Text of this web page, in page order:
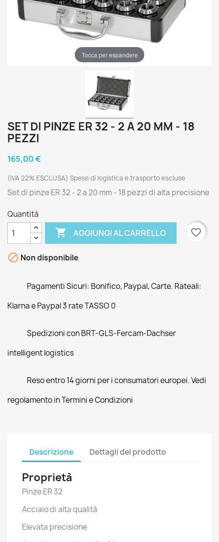
Tocca per espandere
SET DI PINZE ER 32 - 2 A 20 MM - 18
PEZZI
165,00 €
(IVA 22% ESCLUSA) Spese di logistica e trasporto escluse
Set di pinze ER 32 - 2 a 20 mm - 18 pezzi di alta precisione
Quantità
 AGGIUNGI AL CARRELLO favorite_border
 Non disponibile
Pagamenti Sicuri: Bonifico, Paypal, Carte. Rateali:
Klarna e Paypal 3 rate TASSO 0
Spedizioni con BRT-GLS-Fercam-Dachser
intelligent logistics
Reso entro 14 giorni per i consumatori europei. Vedi
regolamento in Termini e Condizioni
Descrizione Dettagli del prodotto
Proprietà
Pinze ER 32
Acciaio di alta qualità
Elevata precisione